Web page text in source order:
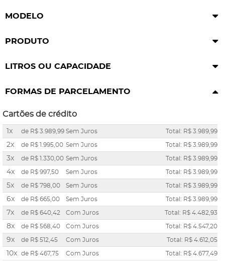
MODELO
PRODUTO
LITROS OU CAPACIDADE
FORMAS DE PARCELAMENTO
Cartões de crédito
1x de R$ 3.989,99 Sem Juros Total: R$ 3.989,99
2x de R$ 1.995,00 Sem Juros Total: R$ 3.989,99
3x de R$ 1.330,00 Sem Juros Total: R$ 3.989,99
4x de R$ 997,50 Sem Juros Total: R$ 3.989,99
5x de R$ 798,00 Sem Juros Total: R$ 3.989,99
6x de R$ 665,00 Sem Juros Total: R$ 3.989,99
7x de R$ 640,42 Com Juros Total: R$ 4.482,93
8x de R$ 568,40 Com Juros Total: R$ 4.547,20
9x de R$ 512,45 Com Juros Total: R$ 4.612,05
10x de R$ 467,75 Com Juros Total: R$ 4.677,49